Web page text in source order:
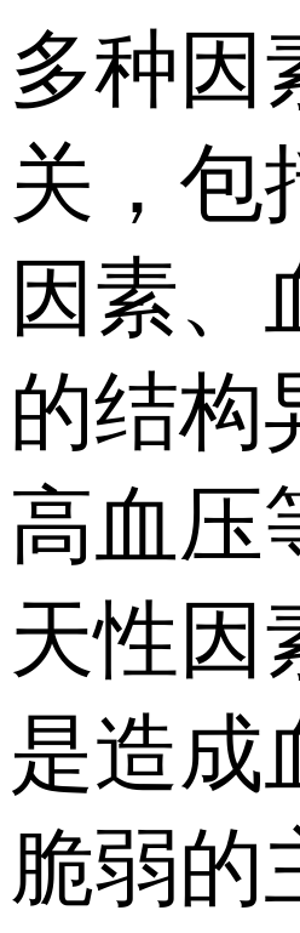
多种因
关，包
因素、
的结构
高血压
天性因
是造成
脆弱的